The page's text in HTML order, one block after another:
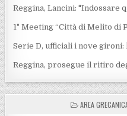
Reggina, Lancini: "Indossare
1° Meeting “Città di Melito di
Serie D, ufficiali i nove gironi:
Reggina, prosegue il ritiro
POSTED IN
AREA